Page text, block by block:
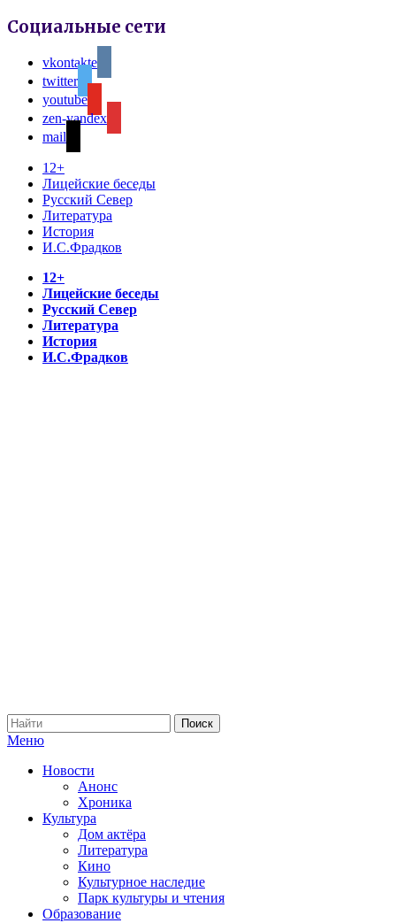
Социальные сети
vkontakte
twitter
youtube
zen-yandex
mail
12+
Лицейские беседы
Русский Север
Литература
История
И.С.Фрадков
12+
Лицейские беседы
Русский Север
Литература
История
И.С.Фрадков
Меню
Новости
Анонс
Хроника
Культура
Дом актёра
Литература
Кино
Культурное наследие
Парк культуры и чтения
Образование